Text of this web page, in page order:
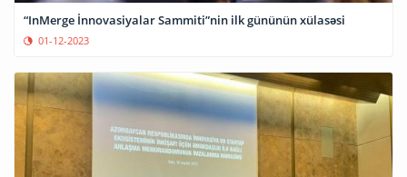
“InMerge İnnovasiyalar Sammiti”nin ilk gününün xülasəsi
01-12-2023